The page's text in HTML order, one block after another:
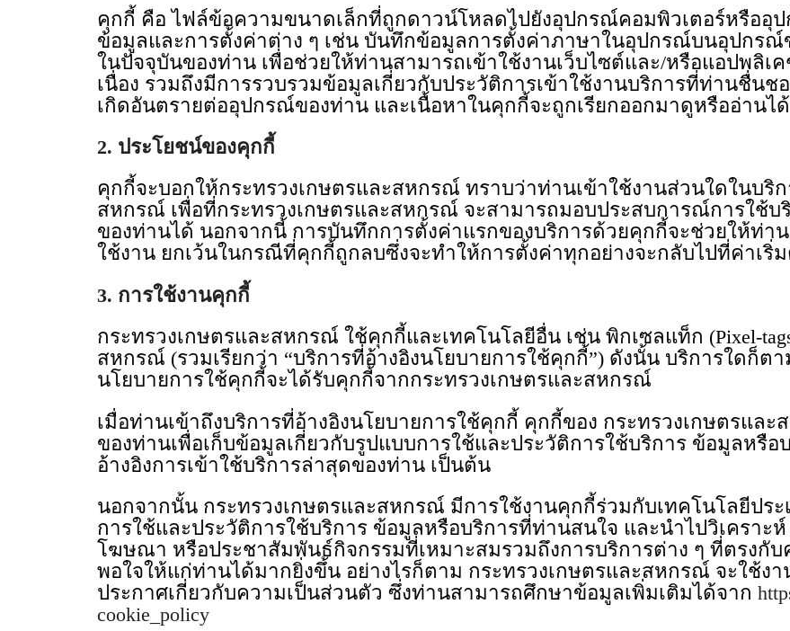
คุกกี้ คือ ไฟล์ข้อความขนาดเล็กที่ถูกดาวน์โหลดไปยังอุปกรณ์คอมพิวเตอร์หรือ
ข้อมูลและการตั้งค่าต่าง ๆ เช่น บันทึกข้อมูลการตั้งค่าภาษาในอุปกรณ์บนอุปกรณ์
ในปัจจุบันของท่าน เพื่อช่วยให้ท่านสามารถเข้าใช้งานเว็บไซต์และ/หรือแอปพลิเค
เนื่อง รวมถึงมีการรวบรวมข้อมูลเกี่ยวกับประวัติการเข้าใช้งานบริการที่ท่านชื่น
เกิดอันตรายต่ออุปกรณ์ของท่าน และเนื้อหาในคุกกี้จะถูกเรียกออกมาดูหรืออ่านไ
2. ประโยชน์ของคุกกี้
คุกกี้จะบอกให้กระทรวงเกษตรและสหกรณ์ ทราบว่าท่านเข้าใช้งานส่วนใดในบริก
สหกรณ์ เพื่อที่กระทรวงเกษตรและสหกรณ์ จะสามารถมอบประสบการณ์การใช้
ของท่านได้ นอกจากนี้ การบันทึกการตั้งค่าแรกของบริการด้วยคุกกี้จะช่วยให้ท่า
ใช้งาน ยกเว้นในกรณีที่คุกกี้ถูกลบซึ่งจะทำให้การตั้งค่าทุกอย่างจะกลับไปที่ค่าเริ่
3. การใช้งานคุกกี้
กระทรวงเกษตรและสหกรณ์ ใช้คุกกี้และเทคโนโลยีอื่น เช่น พิกเซลแท็ก (Pixel-
สหกรณ์ (รวมเรียกว่า “บริการที่อ้างอิงนโยบายการใช้คุกกี้”) ดังนั้น บริการใดก็ต
นโยบายการใช้คุกกี้จะได้รับคุกกี้จากกระทรวงเกษตรและสหกรณ์
เมื่อท่านเข้าถึงบริการที่อ้างอิงนโยบายการใช้คุกกี้ คุกกี้ของ กระทรวงเกษตรแ
ของท่านเพื่อเก็บข้อมูลเกี่ยวกับรูปแบบการใช้และประวัติการใช้บริการ ข้อมูลหรื
อ้างอิงการเข้าใช้บริการล่าสุดของท่าน เป็นต้น
นอกจากนั้น กระทรวงเกษตรและสหกรณ์ มีการใช้งานคุกกี้ร่วมกับเทคโนโลยีปร
การใช้และประวัติการใช้บริการ ข้อมูลหรือบริการที่ท่านสนใจ และนำไปวิเคราะ
โฆษณา หรือประชาสัมพันธ์กิจกรรมที่เหมาะสมรวมถึงการบริการต่าง ๆ ที่ตรงกั
พอใจให้แก่ท่านได้มากยิ่งขึ้น อย่างไรก็ตาม กระทรวงเกษตรและสหกรณ์ จะใช้ง
ประกาศเกี่ยวกับความเป็นส่วนตัว ซึ่งท่านสามารถศึกษาข้อมูลเพิ่มเติมได้จาก
cookie_policy